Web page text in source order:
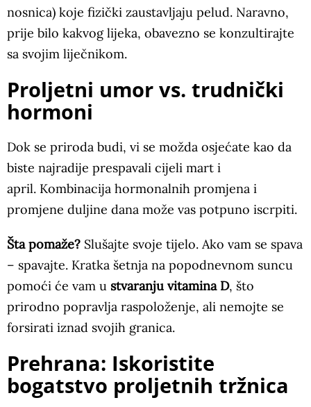
nosnica) koje fizički zaustavljaju pelud. Naravno,
prije bilo kakvog lijeka, obavezno se konzultirajte
sa svojim liječnikom.
Proljetni umor vs. trudnički
hormoni
Dok se priroda budi, vi se možda osjećate kao da
biste najradije prespavali cijeli mart i
april. Kombinacija hormonalnih promjena i
promjene duljine dana može vas potpuno iscrpiti.
Šta pomaže? Slušajte svoje tijelo. Ako vam se spava
– spavajte. Kratka šetnja na popodnevnom suncu
pomoći će vam u stvaranju vitamina D, što
prirodno popravlja raspoloženje, ali nemojte se
forsirati iznad svojih granica.
Prehrana: Iskoristite
bogatstvo proljetnih tržnica